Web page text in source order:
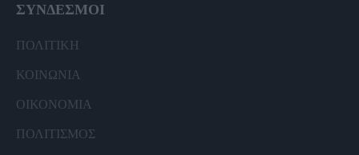
ΣΥΝΔΕΣΜΟΙ
ΠΟΛΙΤΙΚΗ
ΚΟΙΝΩΝΙΑ
ΟΙΚΟΝΟΜΙΑ
ΠΟΛΙΤΙΣΜΟΣ